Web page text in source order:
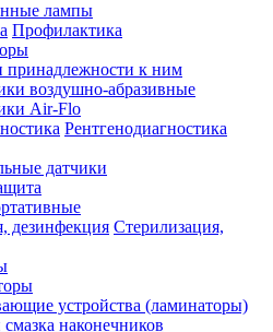
лампы
Профилактика
принадлежности к ним
воздушно-абразивные
Air-Flo
Рентгенодиагностика
датчики
Стерилизация,
устройства (ламинаторы)
наконечников